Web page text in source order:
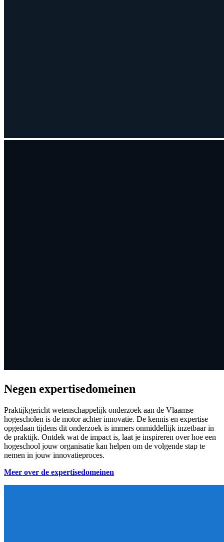
Negen expertisedomeinen
Praktijkgericht wetenschappelijk onderzoek aan de Vlaamse
hogescholen is de motor achter innovatie. De kennis en expertise
opgedaan tijdens dit onderzoek is immers onmiddellijk inzetbaar in
de praktijk. Ontdek wat de impact is, laat je inspireren over hoe een
hogeschool jouw organisatie kan helpen om de volgende stap te
nemen in jouw innovatieproces.
Meer over de expertisedomeinen